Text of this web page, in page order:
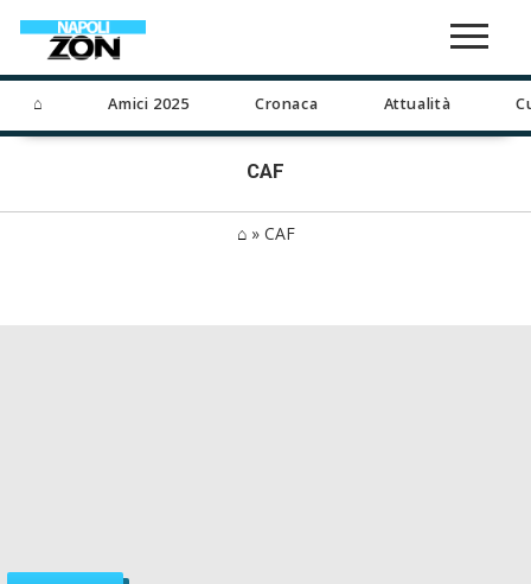
⌂ Amici 2025 Cronaca Attualità
CAF
⌂» CAF